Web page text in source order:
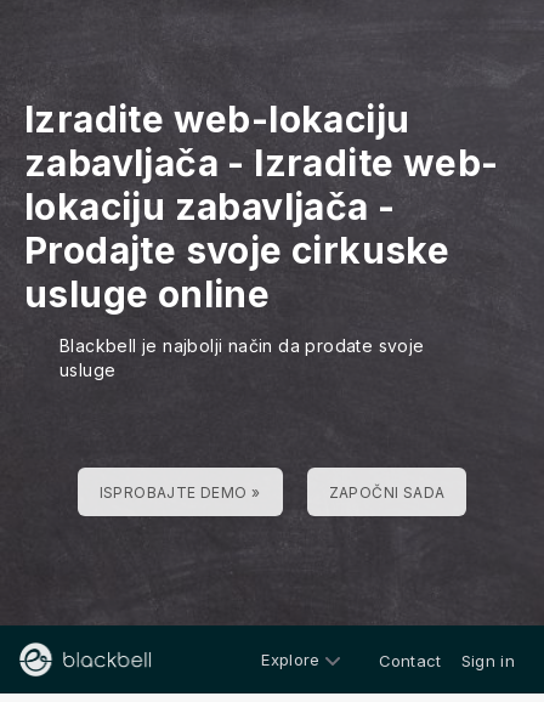
Izradite web-lokaciju
zabavljača -Izradite web-
lokaciju zabavljača -
Prodajte svoje cirkuske
usluge online
Blackbell je najbolji način da prodate svoje
usluge
ISPROBAJTE DEMO » ZAPOČNI SADA
Explore Contact Sign in